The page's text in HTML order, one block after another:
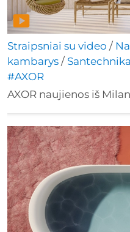
Straipsniai su video /
kambarys / Santechnika
#AXOR
AXOR naujienos iš